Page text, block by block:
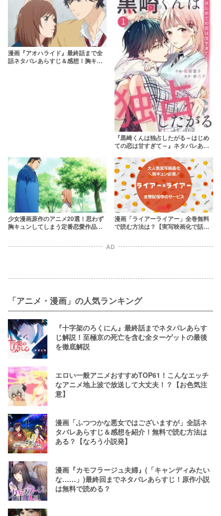
漫画『アオハライド』最終話まで全
話ネタバレあらすじ＆感想！胸キュ
『黒崎くんは独占したがる～はじめ
ての恋は甘すぎて～』ネタバレあら
料で読める？
少女漫画原作のアニメ20選！思わず
胸キュンしてしまう定番恋愛作品た
漫画「ライアーライアー」全巻無料
で読む方法は？【実写映画化で話題
AD
「アニメ・漫画」の人気ランキング
『十字架のろくにん』最終話までネタバレあらす
じ解説！至極京の死亡を含む全ターゲットの最後
を徹底解説
エロい一般アニメおすすめTOP61！こんなエッチ
なアニメ地上波で放送して大丈夫！？【お色気注
意】
漫画「ふつつかな悪女ではございますが」全話ネ
タバレあらすじ＆感想を紹介！無料で読む方法は
ある？【なろう小説発】
漫画『カモフラージュ夫婦』(「キャンディみたい
な……」)最終回までネタバレあらすじ！原作小説
は無料で読める？